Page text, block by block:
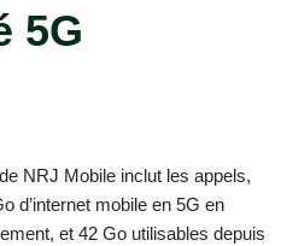
5G
NRJ Mobile inclut les appels,
d’internet mobile en 5G en
et 42 Go utilisables depuis